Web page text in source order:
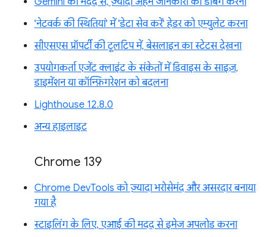
'नेटवर्क की स्थितियां' में 'डेटा सेव करें' हेडर को एम्युलेट करना
सीएसएस प्रॉपर्टी की टूलटिप में, बेसलाइन का स्टेटस देखना
उपयोगकर्ता एजेंट क्लाइंट के संकेतों में डिवाइस के साइज़,
डाइमेंशन या कॉन्फ़िगरेशन को बदलना
Lighthouse 12.8.0
अन्य हाइलाइट
Chrome 139
Chrome DevTools को ज़्यादा भरोसेमंद और असरदार बनाया
गया है
स्टाइलिंग के लिए, एआई की मदद से इमेज अपलोड करना